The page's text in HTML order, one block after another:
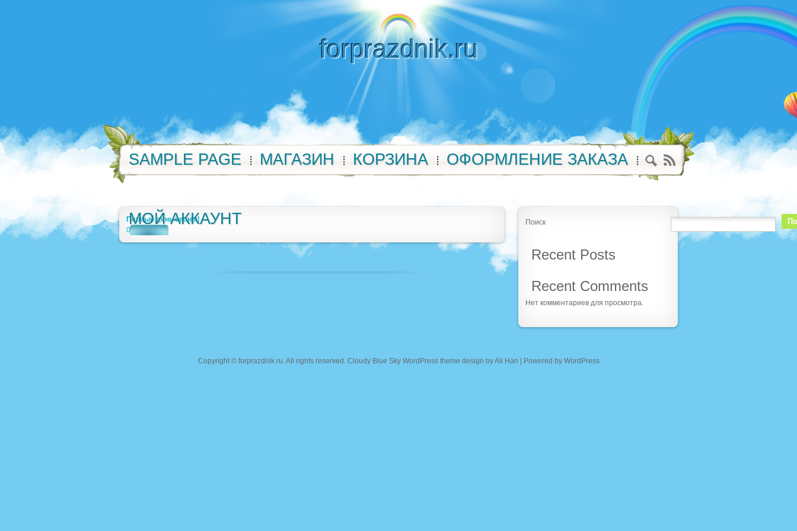
forprazdnik.ru
SAMPLE PAGE МАГАЗИН КОРЗИНА ОФОРМЛЕНИЕ ЗАКАЗА
МОЙ АККАУНТ
Первый день весны!
0
Поиск
Recent Posts
Recent Comments
Нет комментариев для просмотра.
Copyright © forprazdnik.ru. All rights reserved. Cloudy Blue Sky WordPress theme design byAli Han | Powered by WordPress